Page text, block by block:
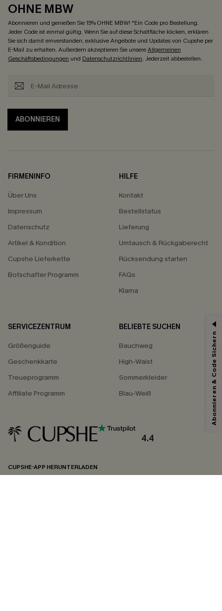
OHNE MBW
Abonnieren und genießen Sie 15% OHNE MBW! *Ein Code pro Bestellung.
Jeder Code ist einmal gültig. Wenn Sie auf diese Schaltfläche klicken, erklären
Sie sich damit einverstanden, exklusive Angebote und Updates von Cupshe per
E-Mail zu erhalten. Außerdem akzeptieren Sie unsereAllgemeinen
Geschäftsbedingungen und Datenschutzrichtlinien. Jederzeit abbestellen.
ABONNIEREN
FIRMENINFO
Über Uns
Impressum
Datenschutz
Artikel & Kondition
Cupshe Lieferkette
Botschafter Programm
HILFE
Kontakt
Bestellstatus
Lieferung
Umtausch & Rückgaberecht
Rücksendung starten
FAQs
Klarna
SERVICEZENTRUM
Größenguide
Geschenkkarte
Treueprogramm
Affiliate Programm
BELIEBTE SUCHEN
Bauchweg
High-Waist
Sommerkleider
Blau-Weiß
4.4
CUPSHE-APP HERUNTERLADEN
Abonnieren & Code Sichern